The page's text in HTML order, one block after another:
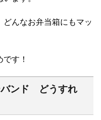
んなお弁当箱にもマッ
す！
バンド どうすれ